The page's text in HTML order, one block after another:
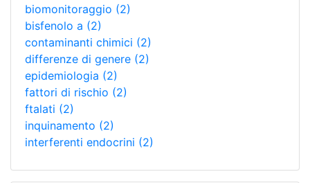
biomonitoraggio (2)
bisfenolo a (2)
contaminanti chimici (2)
differenze di genere (2)
epidemiologia (2)
fattori di rischio (2)
ftalati (2)
inquinamento (2)
interferenti endocrini (2)